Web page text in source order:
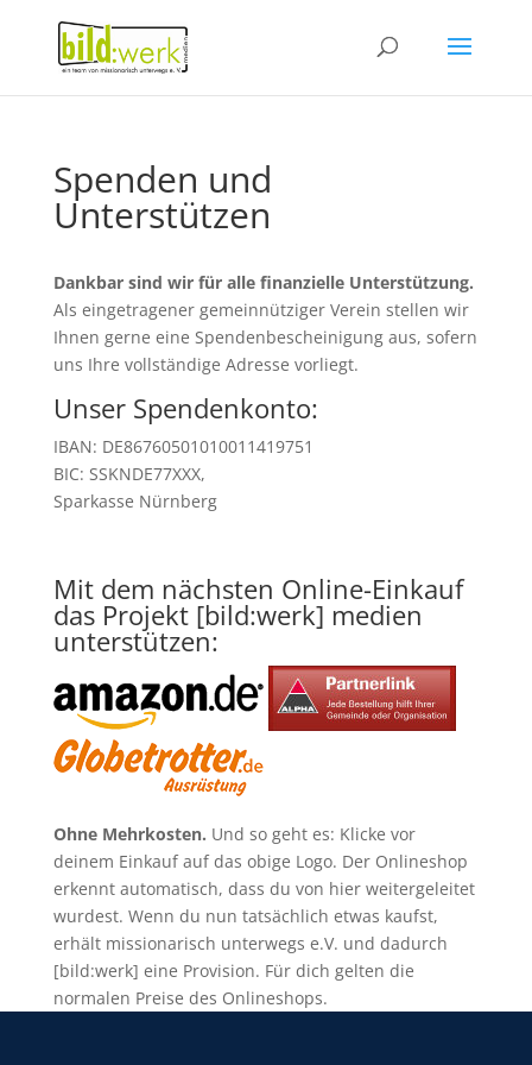
Spenden und
Unterstützen
Dankbar sind wir für alle finanzielle Unterstützung.
Als eingetragener gemeinnütziger Verein stellen wir
Ihnen gerne eine Spendenbescheinigung aus, sofern
uns Ihre vollständige Adresse vorliegt.
Unser Spendenkonto:
IBAN: DE86760501010011419751
BIC: SSKNDE77XXX,
Sparkasse Nürnberg
Mit dem nächsten Online-Einkauf
das Projekt [bild:werk] medien
unterstützen:
Ohne Mehrkosten. Und so geht es: Klicke vor
deinem Einkauf auf das obige Logo. Der Onlineshop
erkennt automatisch, dass du von hier weitergeleitet
wurdest. Wenn du nun tatsächlich etwas kaufst,
erhält missionarisch unterwegs e.V. und dadurch
[bild:werk] eine Provision. Für dich gelten die
normalen Preise des Onlineshops.